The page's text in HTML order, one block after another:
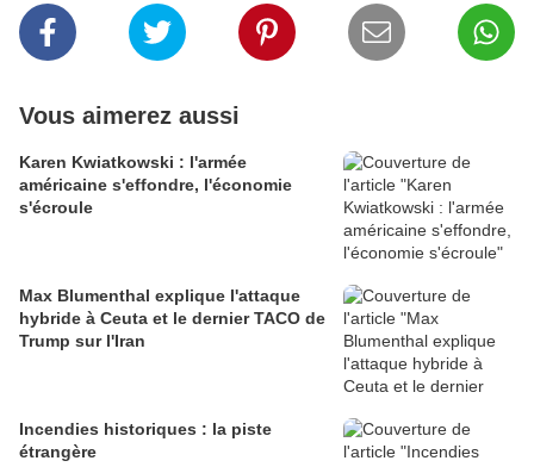
Vous aimerez aussi
Karen Kwiatkowski : l'armée
américaine s'effondre, l'économie
s'écroule
Max Blumenthal explique l'attaque
hybride à Ceuta et le dernier TACO de
Trump sur l'Iran
Incendies historiques : la piste
étrangère